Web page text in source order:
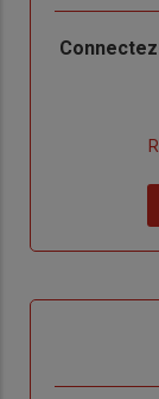
Body
de
me